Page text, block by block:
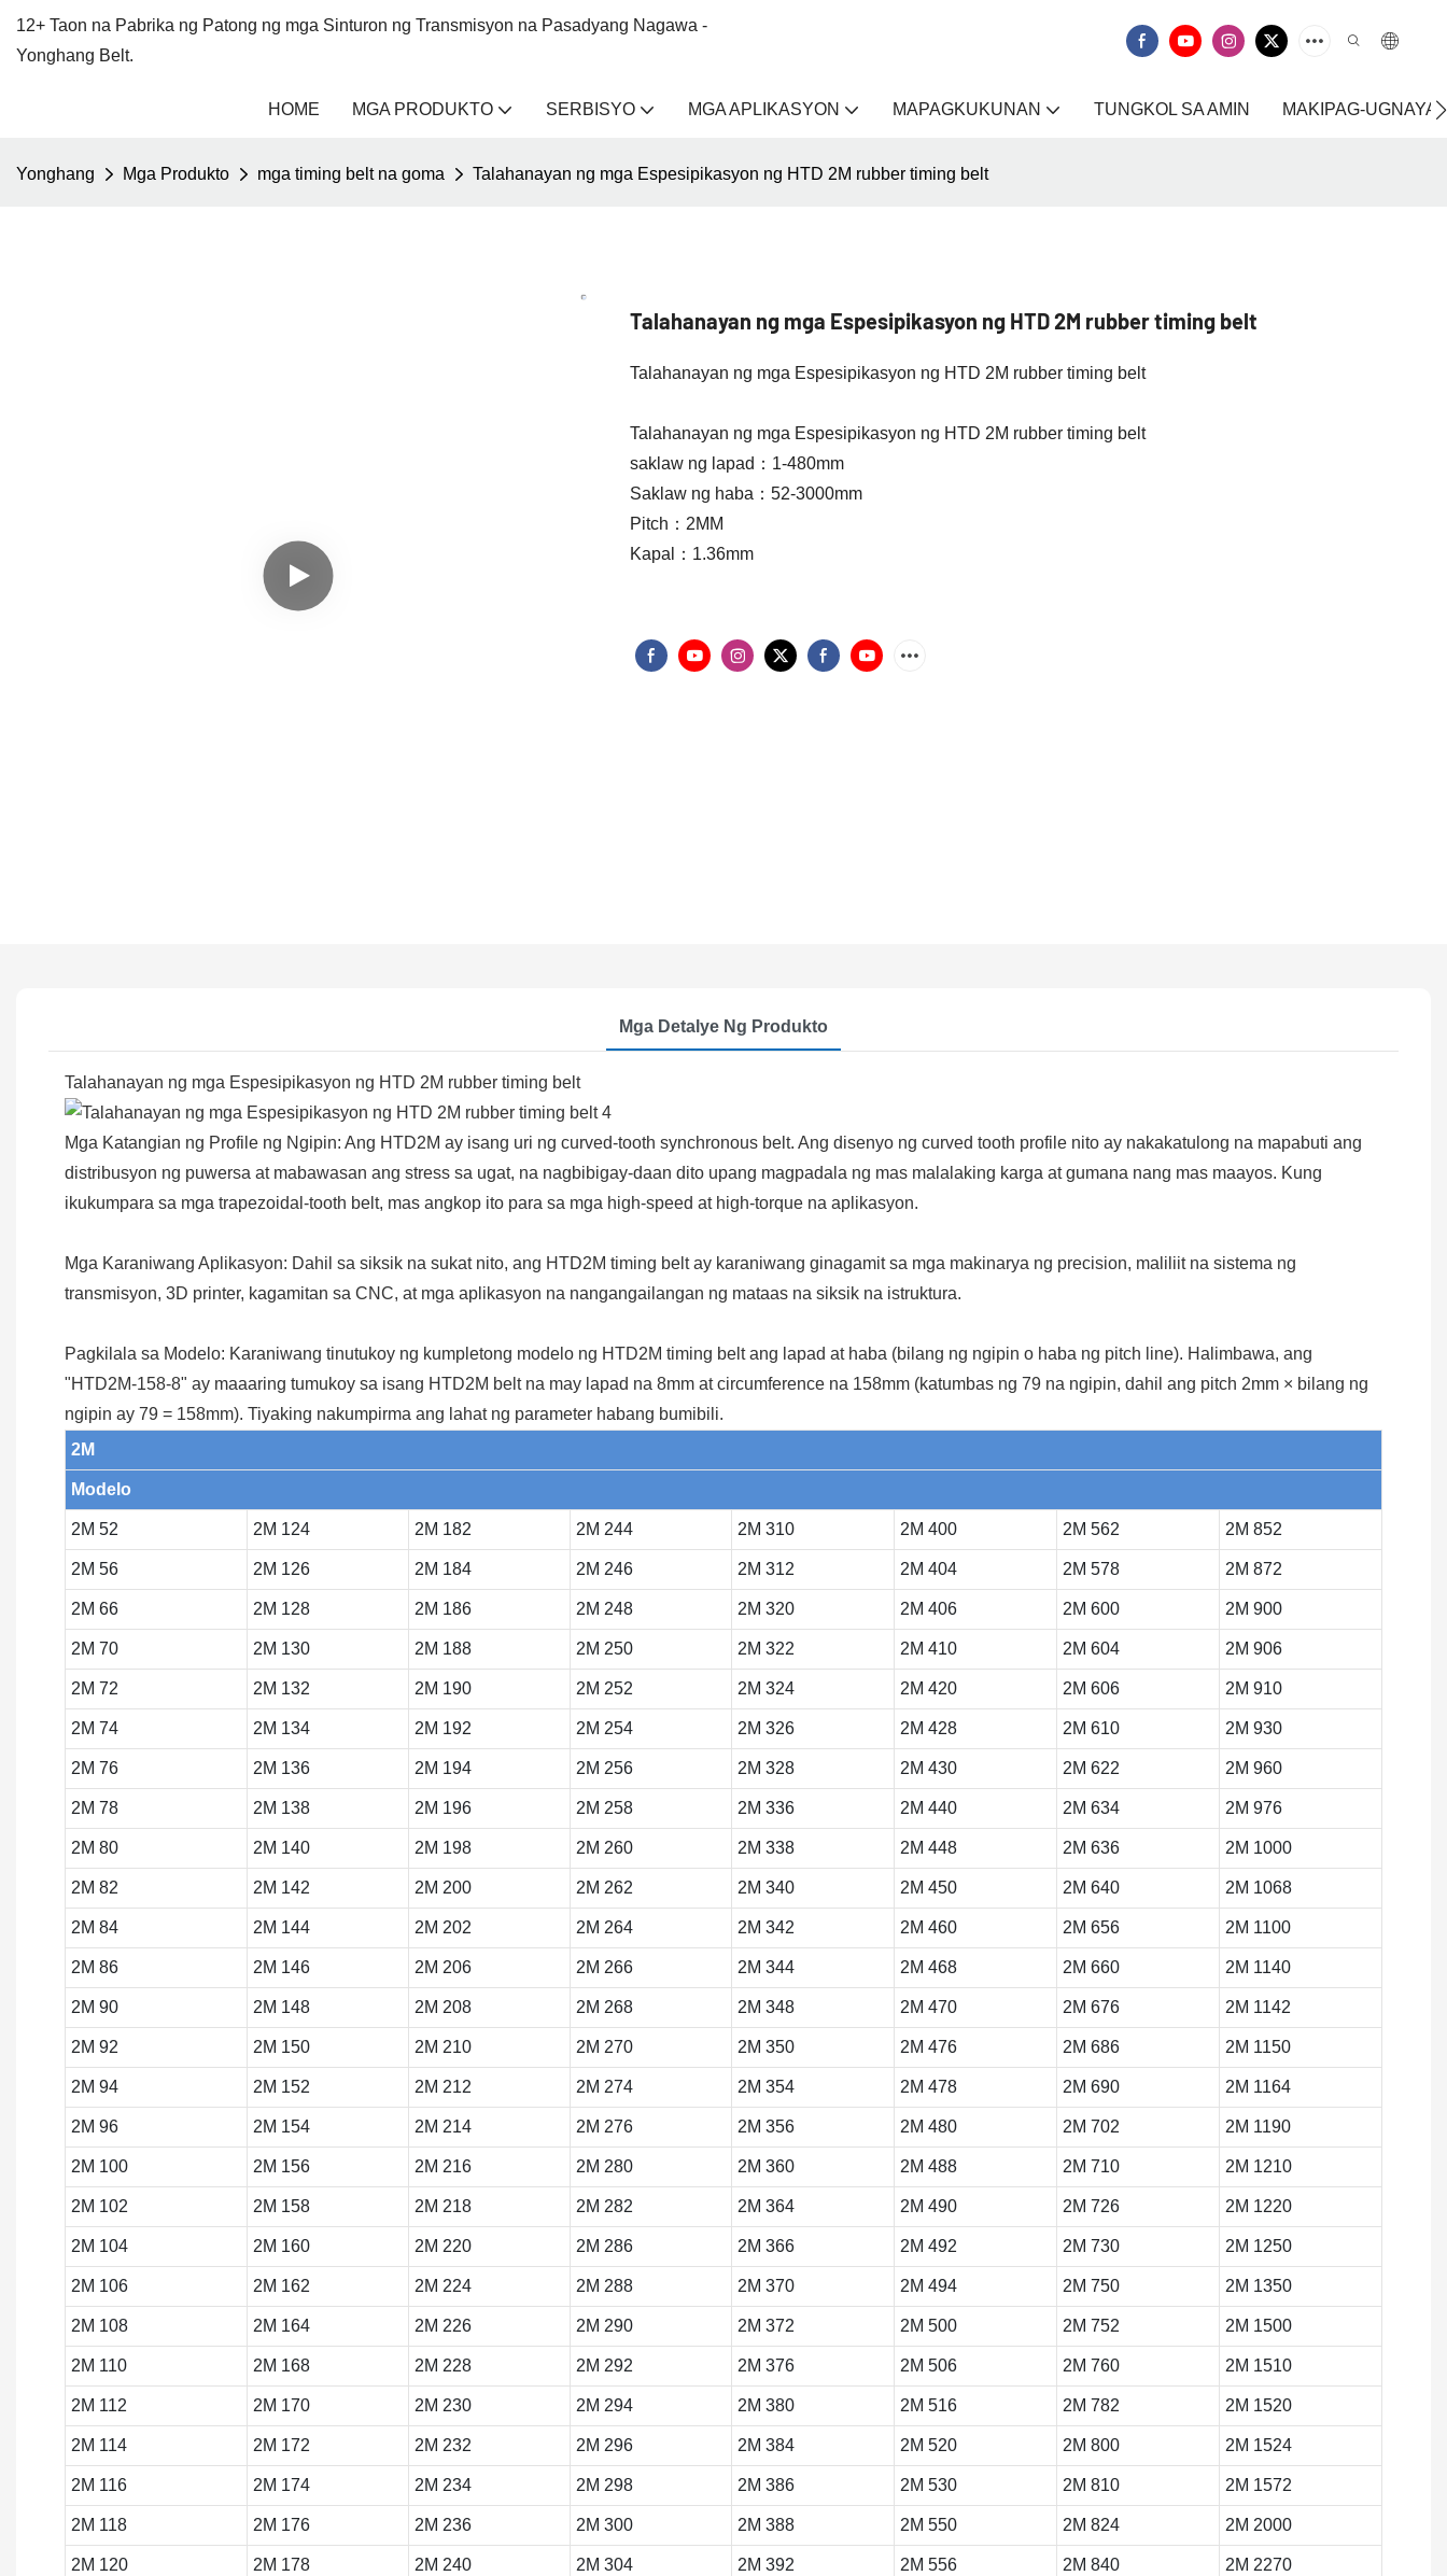
12+ Taon na Pabrika ng Patong ng mga Sinturon ng Transmisyon na Pasadyang Nagawa -
Yonghang Belt.
HOME MGA PRODUKTO SERBISYO MGA APLIKASYON MAPAGKUKUNAN TUNGKOL SA AMIN MAKIPAG-
Yonghang Mga Produkto mga timing belt na goma Talahanayan ng mga Espesipikasyon ng HTD 2M rubber timing belt
Talahanayan ng mga Espesipikasyon ng HTD 2M rubber timing belt
Talahanayan ng mga Espesipikasyon ng HTD 2M rubber timing belt
Talahanayan ng mga Espesipikasyon ng HTD 2M rubber timing belt
saklaw ng lapad：1-480mm
Saklaw ng haba：52-3000mm
Pitch：2MM
Kapal：1.36mm
Mga Detalye Ng Produkto
Talahanayan ng mga Espesipikasyon ng HTD 2M rubber timing belt
Mga Katangian ng Profile ng Ngipin: Ang HTD2M ay isang uri ng curved-tooth synchronous belt. Ang disenyo ng curved tooth profile nito ay nakakatulong na mapabuti ang
distribusyon ng puwersa at mabawasan ang stress sa ugat, na nagbibigay-daan dito upang magpadala ng mas malalaking karga at gumana nang mas maayos. Kung
ikukumpara sa mga trapezoidal-tooth belt, mas angkop ito para sa mga high-speed at high-torque na aplikasyon.
Mga Karaniwang Aplikasyon: Dahil sa siksik na sukat nito, ang HTD2M timing belt ay karaniwang ginagamit sa mga makinarya ng precision, maliliit na sistema ng
transmisyon, 3D printer, kagamitan sa CNC, at mga aplikasyon na nangangailangan ng mataas na siksik na istruktura.
Pagkilala sa Modelo: Karaniwang tinutukoy ng kumpletong modelo ng HTD2M timing belt ang lapad at haba (bilang ng ngipin o haba ng pitch line). Halimbawa, ang
"HTD2M-158-8" ay maaaring tumukoy sa isang HTD2M belt na may lapad na 8mm at circumference na 158mm (katumbas ng 79 na ngipin, dahil ang pitch 2mm × bilang ng
ngipin ay 79 = 158mm). Tiyaking nakumpirma ang lahat ng parameter habang bumibili.
2M
Modelo
2M 52 2M 124 2M 182 2M 244 2M 310 2M 400 2M 562 2M 852
2M 56 2M 126 2M 184 2M 246 2M 312 2M 404 2M 578 2M 872
2M 66 2M 128 2M 186 2M 248 2M 320 2M 406 2M 600 2M 900
2M 70 2M 130 2M 188 2M 250 2M 322 2M 410 2M 604 2M 906
2M 72 2M 132 2M 190 2M 252 2M 324 2M 420 2M 606 2M 910
2M 74 2M 134 2M 192 2M 254 2M 326 2M 428 2M 610 2M 930
2M 76 2M 136 2M 194 2M 256 2M 328 2M 430 2M 622 2M 960
2M 78 2M 138 2M 196 2M 258 2M 336 2M 440 2M 634 2M 976
2M 80 2M 140 2M 198 2M 260 2M 338 2M 448 2M 636 2M 1000
2M 82 2M 142 2M 200 2M 262 2M 340 2M 450 2M 640 2M 1068
2M 84 2M 144 2M 202 2M 264 2M 342 2M 460 2M 656 2M 1100
2M 86 2M 146 2M 206 2M 266 2M 344 2M 468 2M 660 2M 1140
2M 90 2M 148 2M 208 2M 268 2M 348 2M 470 2M 676 2M 1142
2M 92 2M 150 2M 210 2M 270 2M 350 2M 476 2M 686 2M 1150
2M 94 2M 152 2M 212 2M 274 2M 354 2M 478 2M 690 2M 1164
2M 96 2M 154 2M 214 2M 276 2M 356 2M 480 2M 702 2M 1190
2M 100 2M 156 2M 216 2M 280 2M 360 2M 488 2M 710 2M 1210
2M 102 2M 158 2M 218 2M 282 2M 364 2M 490 2M 726 2M 1220
2M 104 2M 160 2M 220 2M 286 2M 366 2M 492 2M 730 2M 1250
2M 106 2M 162 2M 224 2M 288 2M 370 2M 494 2M 750 2M 1350
2M 108 2M 164 2M 226 2M 290 2M 372 2M 500 2M 752 2M 1500
2M 110 2M 168 2M 228 2M 292 2M 376 2M 506 2M 760 2M 1510
2M 112 2M 170 2M 230 2M 294 2M 380 2M 516 2M 782 2M 1520
2M 114 2M 172 2M 232 2M 296 2M 384 2M 520 2M 800 2M 1524
2M 116 2M 174 2M 234 2M 298 2M 386 2M 530 2M 810 2M 1572
2M 118 2M 176 2M 236 2M 300 2M 388 2M 550 2M 824 2M 2000
2M 120 2M 178 2M 240 2M 304 2M 392 2M 556 2M 840 2M 2270